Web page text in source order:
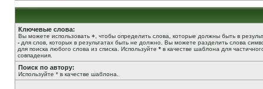
Ключевые слова:
Вы можете использовать + , чтобы определить слова, которые должны быть в
- для слов, которых в результатах быть не должно. Вы можете разделить слова
для поиска любого слова из списка. Используйте * в качестве шаблона для
совпадения.
Поиск по автору:
Используйте * в качестве шаблона.